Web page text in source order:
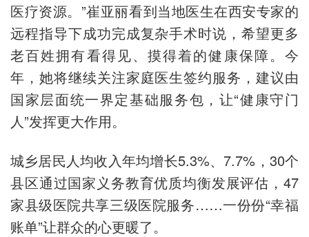
医疗资源。”崔亚丽看到当地医生在西安专家的
远程指导下成功完成复杂手术时说，希望更多
老百姓拥有看得见、摸得着的健康保障。今
年，她将继续关注家庭医生签约服务，建议由
国家层面统一界定基础服务包，让“健康守门
人”发挥更大作用。
城乡居民人均收入年均增长5.3%、7.7%，30个
县区通过国家义务教育优质均衡发展评估，47
家县级医院共享三级医院服务……一份份“幸福
账单”让群众的心更暖了。